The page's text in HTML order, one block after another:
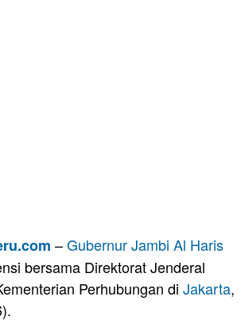
–Gubernur Jambi Al Haris
bersama Direktorat Jenderal
Perhubungan di Jakarta,